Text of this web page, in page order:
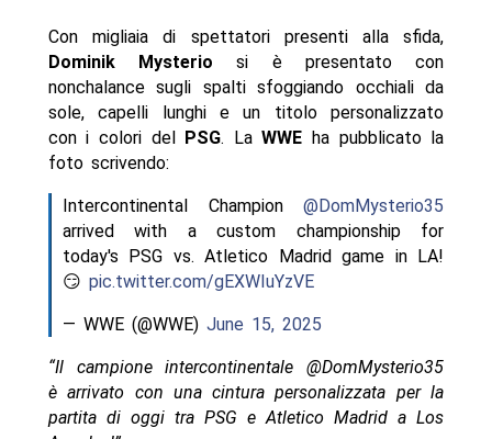
Con migliaia di spettatori presenti alla sfida,
Dominik Mysterio si è presentato con
nonchalance sugli spalti sfoggiando occhiali da
sole, capelli lunghi e un titolo personalizzato
con i colori del
PSG. LaWWE ha pubblicato la
foto scrivendo:
Intercontinental Champion@DomMysterio35
arrived with a custom championship for
today's PSG vs. Atletico Madrid game in LA!
😏 pic.twitter.com/gEXWIuYzVE
— WWE (@WWE) June 15, 2025
“Il campione intercontinentale @DomMysterio35
è arrivato con una cintura personalizzata per la
partita di oggi tra PSG e Atletico Madrid a Los